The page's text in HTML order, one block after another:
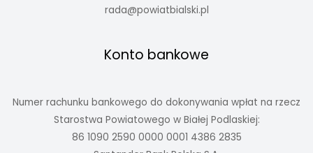
rada@powiatbialski.pl
Konto bankowe
Numer rachunku bankowego do dokonywania wpłat na rzecz
Starostwa Powiatowego w Białej Podlaskiej:
86 1090 2590 0000 0001 4386 2835